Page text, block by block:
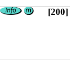
[200]